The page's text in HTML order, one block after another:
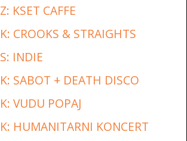
Z: KSET CAFFE
K: CROOKS & STRAIGHTS
S: INDIE
K: SABOT + DEATH DISCO
K: VUDU POPAJ
K: HUMANITARNI KONCERT